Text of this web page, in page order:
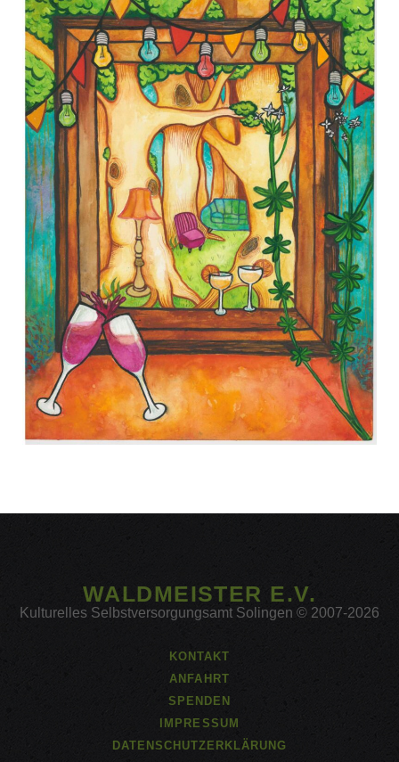
WALDMEISTER E.V.
Kulturelles Selbstversorgungsamt Solingen © 2007-2026
KONTAKT
ANFAHRT
SPENDEN
IMPRESSUM
DATENSCHUTZERKLÄRUNG